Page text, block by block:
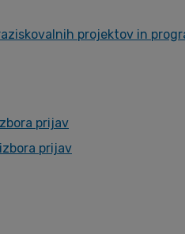
projektov in
prijav
prijav